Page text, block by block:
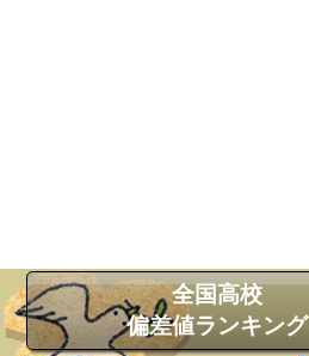
全国高校
偏差値ランキング